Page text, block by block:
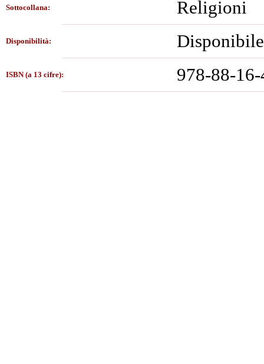
Sottocollana: Religioni
Disponibilità: Disponibile
ISBN (a 13 cifre): 978-88-